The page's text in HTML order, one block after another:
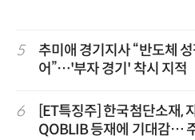
5
추미애 경기지사 “반도체
어”…'부자 경기' 착시 지적
6
[ET특징주] 한국첨단소재,
QOBLIB 등재에 기대감…